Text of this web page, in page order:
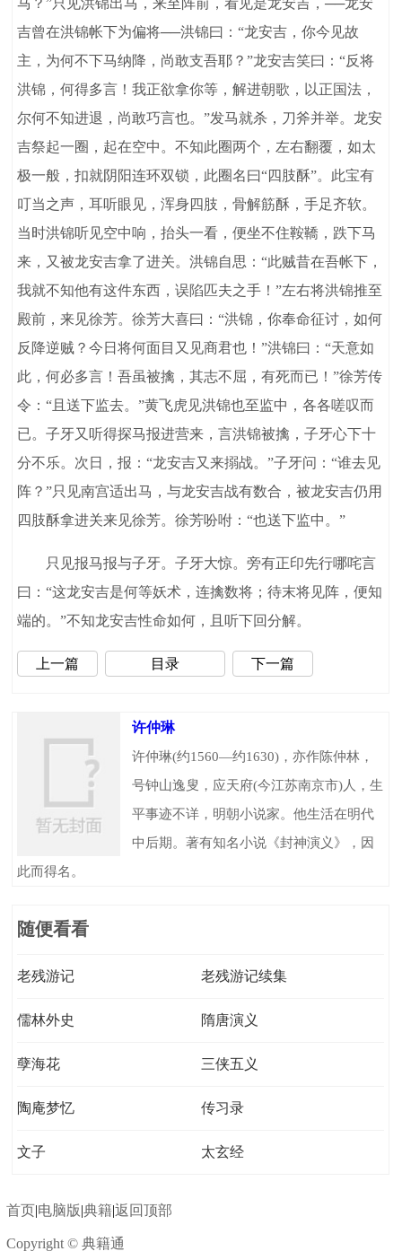
马？”只见洪锦出马，来至阵前，看见是龙安吉，──龙安
吉曾在洪锦帐下为偏将──洪锦曰：“龙安吉，你今见故
主，为何不下马纳降，尚敢支吾耶？”龙安吉笑曰：“反将
洪锦，何得多言！我正欲拿你等，解进朝歌，以正国法，
尔何不知进退，尚敢巧言也。”发马就杀，刀斧并举。龙安
吉祭起一圈，起在空中。不知此圈两个，左右翻覆，如太
极一般，扣就阴阳连环双锁，此圈名曰“四肢酥”。此宝有
叮当之声，耳听眼见，浑身四肢，骨解筋酥，手足齐软。
当时洪锦听见空中响，抬头一看，便坐不住鞍鞽，跌下马
来，又被龙安吉拿了进关。洪锦自思：“此贼昔在吾帐下，
我就不知他有这件东西，误陷匹夫之手！”左右将洪锦推至
殿前，来见徐芳。徐芳大喜曰：“洪锦，你奉命征讨，如何
反降逆贼？今日将何面目又见商君也！”洪锦曰：“天意如
此，何必多言！吾虽被擒，其志不屈，有死而已！”徐芳传
令：“且送下监去。”黄飞虎见洪锦也至监中，各各嗟叹而
已。子牙又听得探马报进营来，言洪锦被擒，子牙心下十
分不乐。次日，报：“龙安吉又来搦战。”子牙问：“谁去见
阵？”只见南宫适出马，与龙安吉战有数合，被龙安吉仍用
四肢酥拿进关来见徐芳。徐芳吩咐：“也送下监中。”
只见报马报与子牙。子牙大惊。旁有正印先行哪咤言
曰：“这龙安吉是何等妖术，连擒数将；待末将见阵，便知
端的。”不知龙安吉性命如何，且听下回分解。
上一篇 目录 下一篇
许仲琳
许仲琳(约1560—约1630)，亦作陈仲林，
号钟山逸叟，应天府(今江苏南京市)人，生
平事迹不详，明朝小说家。他生活在明代
中后期。著有知名小说《封神演义》，因
此而得名。
随便看看
老残游记 老残游记续集
儒林外史 隋唐演义
孽海花 三侠五义
陶庵梦忆 传习录
文子 太玄经
首页|电脑版|典籍|返回顶部
Copyright © 典籍通